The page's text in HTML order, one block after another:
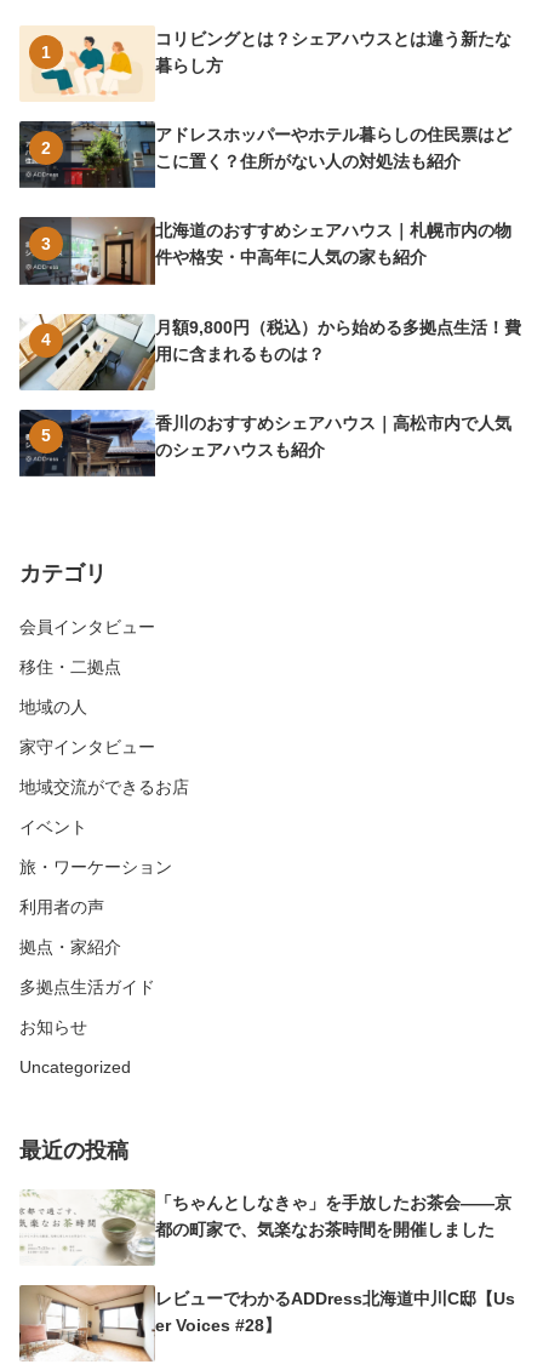
1
コリビングとは？シェアハウスとは違う新たな
暮らし方
2
アドレスホッパーやホテル暮らしの住民票はど
こに置く？住所がない人の対処法も紹介
3
北海道のおすすめシェアハウス｜札幌市内の物
件や格安・中高年に人気の家も紹介
4
月額9,800円（税込）から始める多拠点生活！費
用に含まれるものは？
5
香川のおすすめシェアハウス｜高松市内で人気
のシェアハウスも紹介
カテゴリ
会員インタビュー
移住・二拠点
地域の人
家守インタビュー
地域交流ができるお店
イベント
旅・ワーケーション
利用者の声
拠点・家紹介
多拠点生活ガイド
お知らせ
Uncategorized
最近の投稿
「ちゃんとしなきゃ」を手放したお茶会——京
都の町家で、気楽なお茶時間を開催しました
レビューでわかるADDress北海道中川C邸【Us
er Voices #28】